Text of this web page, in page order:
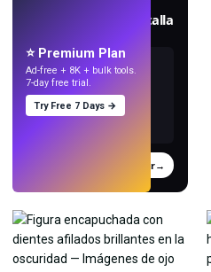
Crea fondos de pantalla
Probar→
⭐ Premium Plan
Ad-free + 8K + bulk tools.
7-day free trial.
Try Free 7 Days →